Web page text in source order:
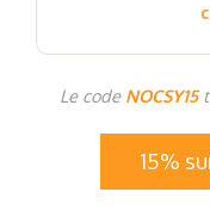
Le code NOCSY15
15%